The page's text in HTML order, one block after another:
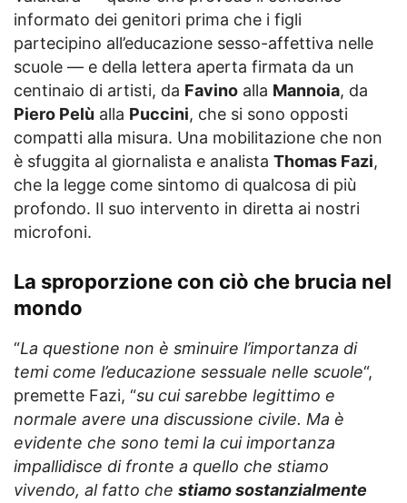
informato dei genitori prima che i figli
partecipino all’educazione sesso-affettiva nelle
scuole — e della lettera aperta firmata da un
centinaio di artisti, da Favino alla Mannoia, da
Piero Pelù alla Puccini, che si sono opposti
compatti alla misura. Una mobilitazione che non
è sfuggita al giornalista e analista Thomas Fazi,
che la legge come sintomo di qualcosa di più
profondo. Il suo intervento in diretta ai nostri
microfoni.
La sproporzione con ciò che brucia nel
mondo
“La questione non è sminuire l’importanza di
temi come l’educazione sessuale nelle scuole“,
premette Fazi, “su cui sarebbe legittimo e
normale avere una discussione civile. Ma è
evidente che sono temi la cui importanza
impallidisce di fronte a quello che stiamo
vivendo, al fatto che stiamo sostanzialmente